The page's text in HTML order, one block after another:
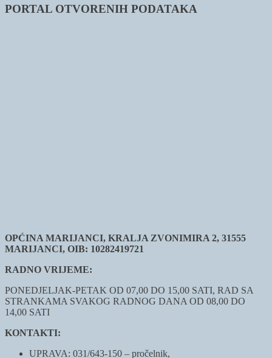
PORTAL OTVORENIH PODATAKA
OPĆINA MARIJANCI, KRALJA ZVONIMIRA 2, 31555
MARIJANCI, OIB: 10282419721
RADNO VRIJEME:
PONEDJELJAK-PETAK OD 07,00 DO 15,00 SATI, RAD SA
STRANKAMA SVAKOG RADNOG DANA OD 08,00 DO
14,00 SATI
KONTAKTI:
UPRAVA: 031/643-150 – pročelnik,